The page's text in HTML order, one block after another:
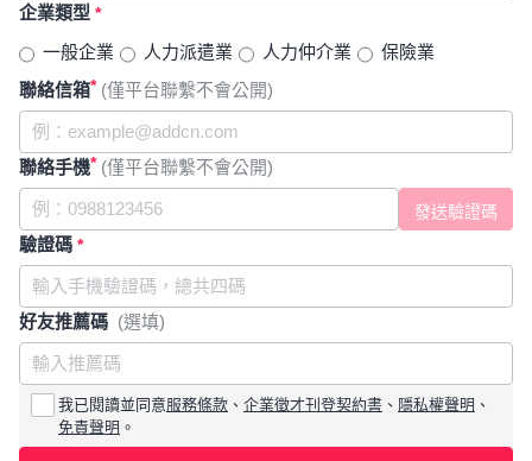
企業類型 *
一般企業 人力派遣業 人力仲介業
保險業
聯絡信箱* (僅平台聯繫不會公開)
聯絡手機* (僅平台聯繫不會公開)
驗證碼 *
好友推薦碼 (選填)
我已閱讀並同意服務條款 、 企業徵才刊登契約書 、 隱私權聲明 、
免責聲明 。